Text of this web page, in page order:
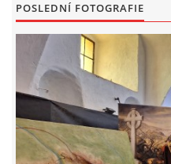
FOTOALBUM
FOTOALBUM
POSLEDNÍ FOTOGRAFIE